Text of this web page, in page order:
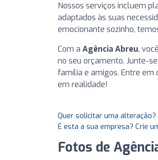
Nossos serviços incluem
adaptados às suas
emocionante sozinho,
Com a Agência Abreu,
no seu orçamento. Junte-
família e amigos. Entre em
em realidade!
Quer solicitar uma alteração?
É esta a sua empresa? Crie
Fotos de